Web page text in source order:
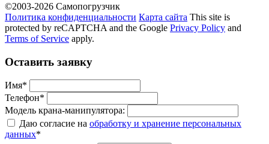
©2003-2026 Самопогрузчик
Политика конфиденциальности Карта сайта This site is
protected by reCAPTCHA and the Google Privacy Policy and
Terms of Service apply.
Оставить заявку
Имя*
Телефон*
Модель крана-манипулятора:
Даю согласие на обработку и хранение персональных
данных*